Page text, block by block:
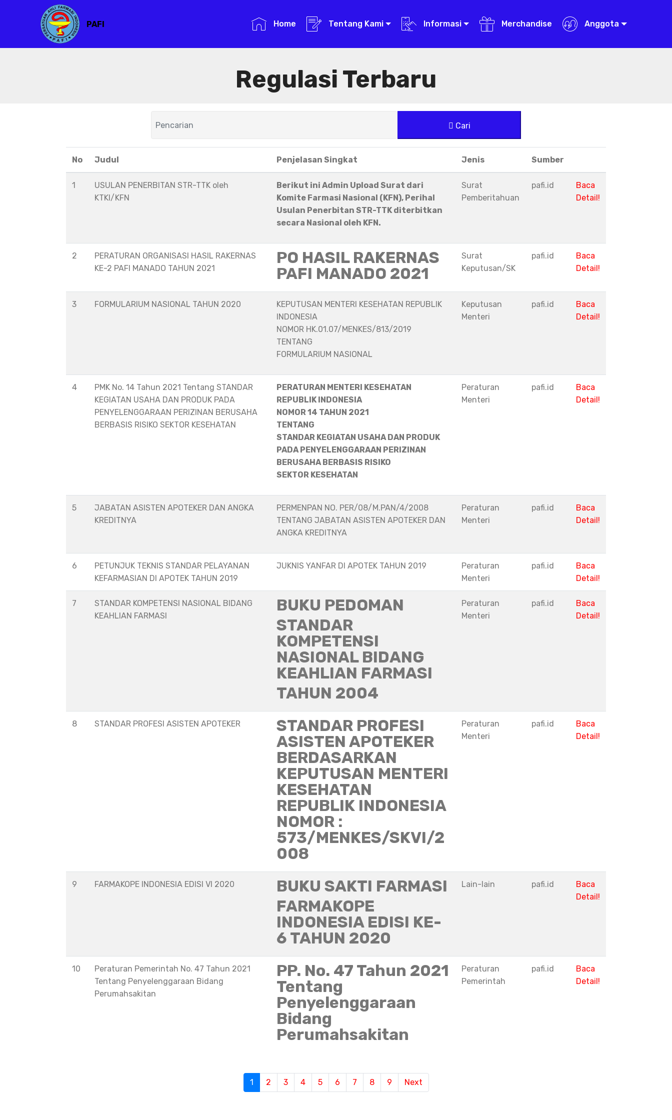
PAFI Home Tentang Kami Informasi Merchandise Anggota
Regulasi Terbaru
Cari
No Judul Penjelasan Singkat Jenis Sumber
1
USULAN PENERBITAN STR-TTK oleh
KTKI/KFN
Berikut ini Admin Upload Surat dari
Komite Farmasi Nasional (KFN), Perihal
Usulan Penerbitan STR-TTK diterbitkan
secara Nasional oleh KFN.
Surat
Pemberitahuan
pafi.id
Baca
Detail!
2
PERATURAN ORGANISASI HASIL RAKERNAS
KE-2 PAFI MANADO TAHUN 2021
PO HASIL RAKERNAS
PAFI MANADO 2021
Surat
Keputusan/SK
pafi.id
Baca
Detail!
3 FORMULARIUM NASIONAL TAHUN 2020
KEPUTUSAN MENTERI KESEHATAN REPUBLIK
INDONESIA
NOMOR HK.01.07/MENKES/813/2019
TENTANG
FORMULARIUM NASIONAL
Keputusan
Menteri
pafi.id
Baca
Detail!
4
PMK No. 14 Tahun 2021 Tentang STANDAR
KEGIATAN USAHA DAN PRODUK PADA
PENYELENGGARAAN PERIZINAN BERUSAHA
BERBASIS RISIKO SEKTOR KESEHATAN
PERATURAN MENTERI KESEHATAN
REPUBLIK INDONESIA
NOMOR 14 TAHUN 2021
TENTANG
STANDAR KEGIATAN USAHA DAN PRODUK
PADA PENYELENGGARAAN PERIZINAN
BERUSAHA BERBASIS RISIKO
SEKTOR KESEHATAN
Peraturan
Menteri
pafi.id
Baca
Detail!
5
JABATAN ASISTEN APOTEKER DAN ANGKA
KREDITNYA
PERMENPAN NO. PER/08/M.PAN/4/2008
TENTANG JABATAN ASISTEN APOTEKER DAN
ANGKA KREDITNYA
Peraturan
Menteri
pafi.id
Baca
Detail!
6
PETUNJUK TEKNIS STANDAR PELAYANAN
KEFARMASIAN DI APOTEK TAHUN 2019
JUKNIS YANFAR DI APOTEK TAHUN 2019
Peraturan
Menteri
pafi.id
Baca
Detail!
7
STANDAR KOMPETENSI NASIONAL BIDANG
KEAHLIAN FARMASI
BUKU PEDOMAN
STANDAR
KOMPETENSI
NASIONAL BIDANG
KEAHLIAN FARMASI
TAHUN 2004
Peraturan
Menteri
pafi.id
Baca
Detail!
8 STANDAR PROFESI ASISTEN APOTEKER
STANDAR PROFESI
ASISTEN APOTEKER
BERDASARKAN
KEPUTUSAN MENTERI
KESEHATAN
REPUBLIK INDONESIA
NOMOR :
573/MENKES/SKVI/2
008
Peraturan
Menteri
pafi.id
Baca
Detail!
9 FARMAKOPE INDONESIA EDISI VI 2020
BUKU SAKTI FARMASI
FARMAKOPE
INDONESIA EDISI KE-
6 TAHUN 2020
Lain-lain pafi.id
Baca
Detail!
10
Peraturan Pemerintah No. 47 Tahun 2021
Tentang Penyelenggaraan Bidang
Perumahsakitan
PP. No. 47 Tahun 2021
Tentang
Penyelenggaraan
Bidang
Perumahsakitan
Peraturan
Pemerintah
pafi.id
Baca
Detail!
1 (current)
2 3 4 5 6 7 8 9 Next
S